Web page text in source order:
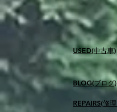
USED(中古車)
BLOG(ブログ)
REPAIRS(修